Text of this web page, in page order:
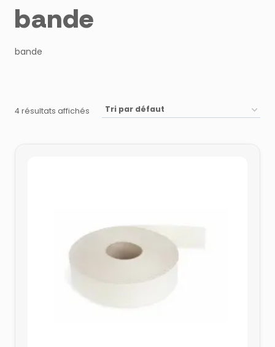
bande
bande
4 résultats affichés